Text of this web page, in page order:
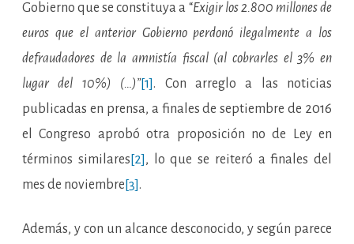
Gobierno que se constituya a “Exigir los 2.800 millones de
euros que el anterior Gobierno perdonó ilegalmente a los
defraudadores de la amnistía fiscal (al cobrarles el 3% en
lugar del 10%) (…)”[1]. Con arreglo a las noticias
publicadas en prensa, a finales de septiembre de 2016
el Congreso aprobó otra proposición no de Ley en
términos similares [2] , lo que se reiteró a finales del
mes de noviembre [3].
Además, y con un alcance desconocido, y según parece